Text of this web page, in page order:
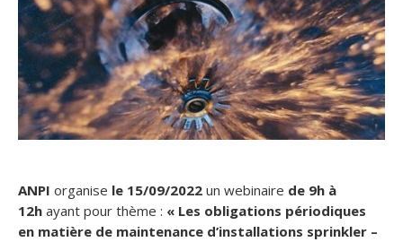
ANPI organise le 15/09/2022 un webinaire de 9h à
12h ayant pour thème : « Les obligations périodiques
en matière de maintenance d’installations sprinkler –